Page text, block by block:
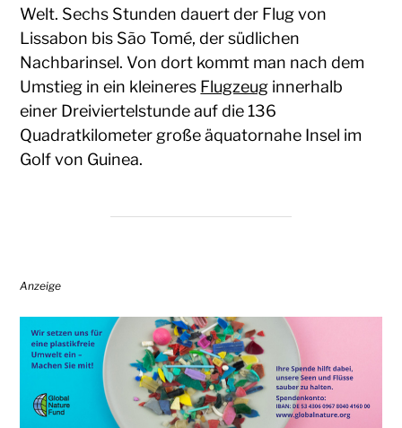
Welt. Sechs Stunden dauert der Flug von
Lissabon bis São Tomé, der südlichen
Nachbarinsel. Von dort kommt man nach dem
Umstieg in ein kleineres Flugzeug innerhalb
einer Dreiviertelstunde auf die 136
Quadratkilometer große äquatornahe Insel im
Golf von Guinea.
Anzeige